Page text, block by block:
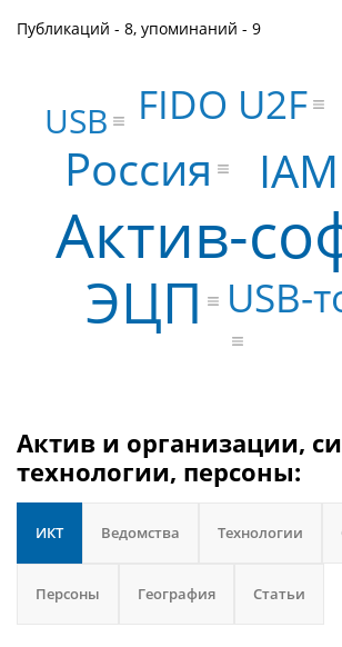
Публикаций - 8, упоминаний - 9
Актив-
ЭЦП
IAM
Россия
USB-
FIDO U2F
USB
Актив и организации,
технологии, персоны:
ИКТ Ведомства Технологии
Персоны География Статьи